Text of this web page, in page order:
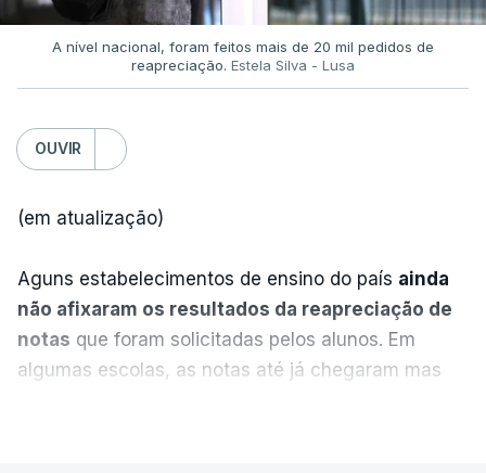
A nível nacional, foram feitos mais de 20 mil pedidos de
reapreciação. Estela Silva - Lusa
OUVIR
(em atualização)
Aguns estabelecimentos de ensino do país ainda
não afixaram os resultados da reapreciação de
notas que foram solicitadas pelos alunos. Em
algumas escolas, as notas até já chegaram mas